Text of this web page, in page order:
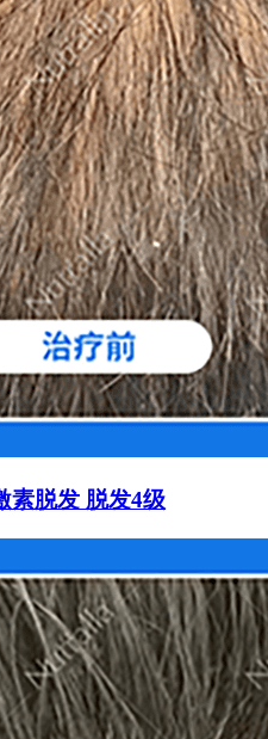
素脱发 脱发4级